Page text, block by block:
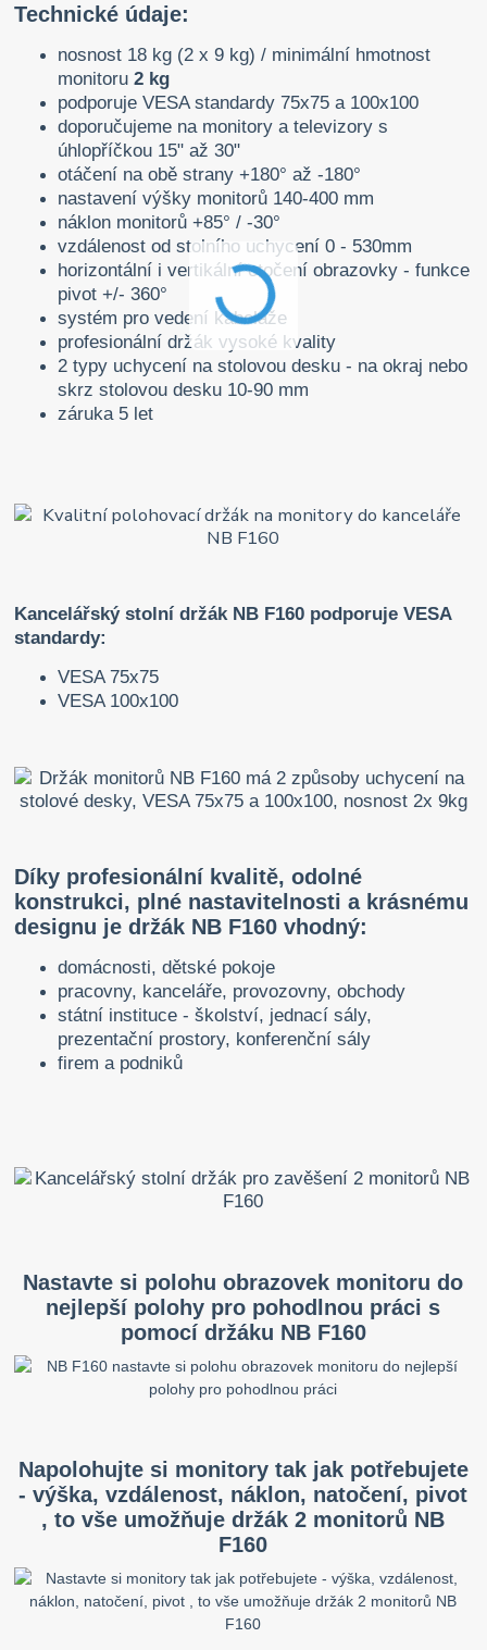
Technické údaje:
nosnost 18 kg (2 x 9 kg) / minimální hmotnost
monitoru2 kg
podporuje VESA standardy 75x75 a 100x100
doporučujeme na monitory a televizory s
úhlopříčkou 15" až 30"
otáčení na obě strany +180° až -180°
nastavení výšky monitorů 140-400 mm
náklon monitorů +85° / -30°
vzdálenost od stolního uchycení 0 - 530mm
horizontální i vertikální otočení obrazovky - funkce
pivot +/- 360°
systém pro vedení kabeláže
profesionální držák vysoké kvality
2 typy uchycení na stolovou desku - na okraj nebo
skrz stolovou desku 10-90 mm
záruka 5 let
Kancelářský stolní držák NB F160 podporuje VESA
standardy:
VESA 75x75
VESA 100x100
Díky profesionální kvalitě, odolné
konstrukci, plné nastavitelnosti a krásnému
designu je držák NB F160 vhodný:
domácnosti, dětské pokoje
pracovny, kanceláře, provozovny, obchody
státní instituce - školství, jednací sály,
prezentační prostory, konferenční sály
firem a podniků
Nastavte si polohu obrazovek monitoru do
nejlepší polohy pro pohodlnou práci s
pomocí držáku NB F160
Napolohujte si monitory tak jak potřebujete
- výška, vzdálenost, náklon, natočení, pivot
, to vše umožňuje držák 2 monitorů NB
F160